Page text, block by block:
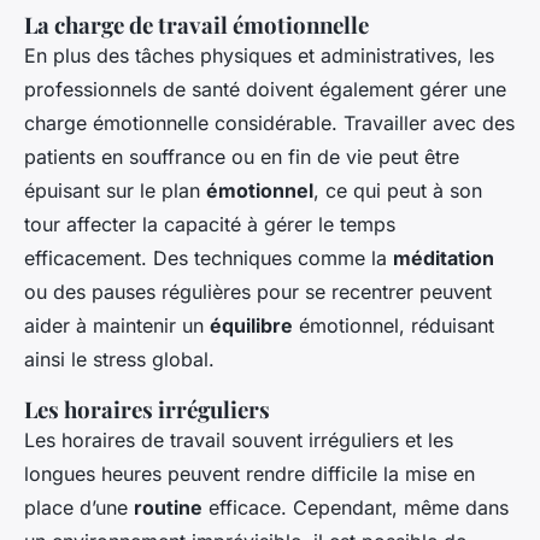
La charge de travail émotionnelle
En plus des tâches physiques et administratives, les
professionnels de santé doivent également gérer une
charge émotionnelle considérable. Travailler avec des
patients en souffrance ou en fin de vie peut être
épuisant sur le plan émotionnel, ce qui peut à son
tour affecter la capacité à gérer le temps
efficacement. Des techniques comme la méditation
ou des pauses régulières pour se recentrer peuvent
aider à maintenir un équilibre émotionnel, réduisant
ainsi le stress global.
Les horaires irréguliers
Les horaires de travail souvent irréguliers et les
longues heures peuvent rendre difficile la mise en
place d’une routine efficace. Cependant, même dans